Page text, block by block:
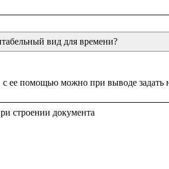
вид для времени?
строении документа